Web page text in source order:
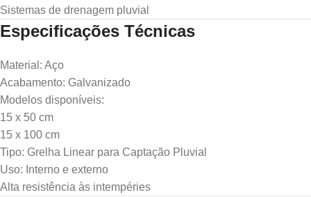
Sistemas de drenagem pluvial
Especificações Técnicas
Material: Aço
Acabamento: Galvanizado
Modelos disponíveis:
15 x 50 cm
15 x 100 cm
Tipo: Grelha Linear para Captação Pluvial
Uso: Interno e externo
Alta resistência às intempéries